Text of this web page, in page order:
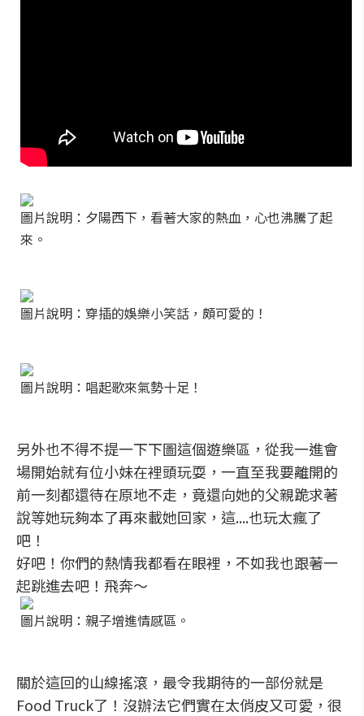
圖片說明：夕陽西下，看著大家的熱血，心也沸騰了起
來。
圖片說明：穿插的娛樂小笑話，頗可愛的！
圖片說明：唱起歌來氣勢十足！
另外也不得不提一下下圖這個遊樂區，從我一進會
場開始就有位小妹在裡頭玩耍，一直至我要離開的
前一刻都還待在原地不走，竟還向她的父親跪求著
說等她玩夠本了再來載她回家，這....也玩太瘋了
吧！
好吧！你們的熱情我都看在眼裡，不如我也跟著一
起跳進去吧！飛奔～
圖片說明：親子增進情感區。
關於這回的山線搖滾，最令我期待的一部份就是
Food Truck了！沒辦法它們實在太俏皮又可愛，很